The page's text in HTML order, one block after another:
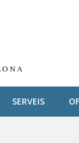
SERVEIS